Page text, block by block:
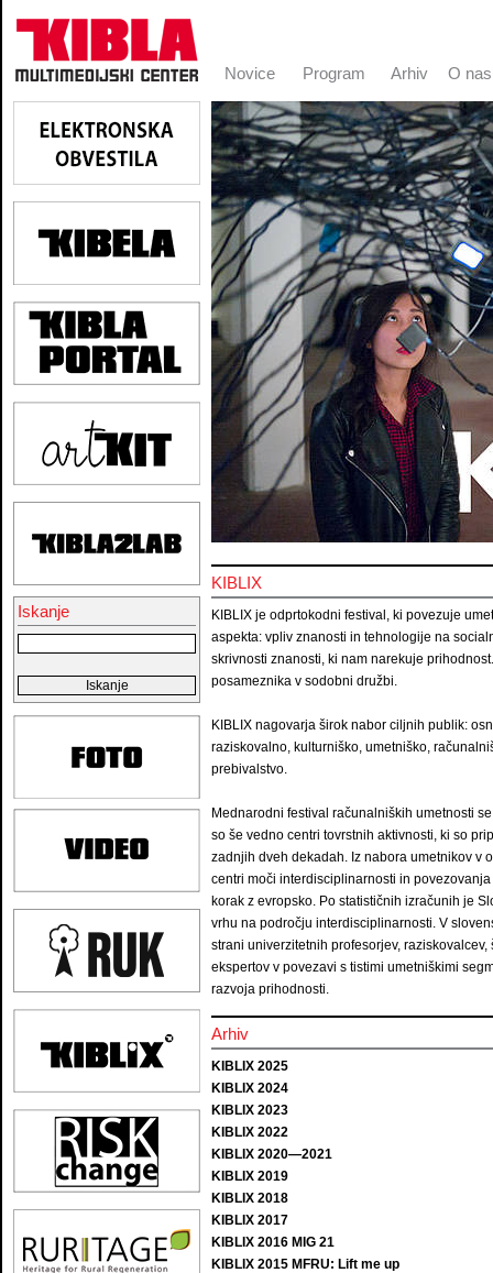
Novice Program Arhiv O nas
Iskanje
KIBLIX
KIBLIX je odprtokodni festival, ki povezuje
aspekta: vpliv znanosti in tehnologije na
skrivnosti znanosti, ki nam narekuje
posameznika v sodobni družbi.
KIBLIX nagovarja širok nabor ciljnih publik:
raziskovalno, kulturniško, umetniško,
prebivalstvo.
Mednarodni festival računalniških umetnosti
so še vedno centri tovrstnih aktivnosti, ki so
zadnjih dveh dekadah. Iz nabora umetnikov v
centri moči interdisciplinarnosti in
korak z evropsko. Po statističnih izračunih je
vrhu na področju interdisciplinarnosti. V
strani univerzitetnih profesorjev,
ekspertov v povezavi s tistimi umetniškimi
razvoja prihodnosti.
Arhiv
KIBLIX 2025
KIBLIX 2024
KIBLIX 2023
KIBLIX 2022
KIBLIX 2020—2021
KIBLIX 2019
KIBLIX 2018
KIBLIX 2017
KIBLIX 2016 MIG 21
KIBLIX 2015 MFRU: Lift me up